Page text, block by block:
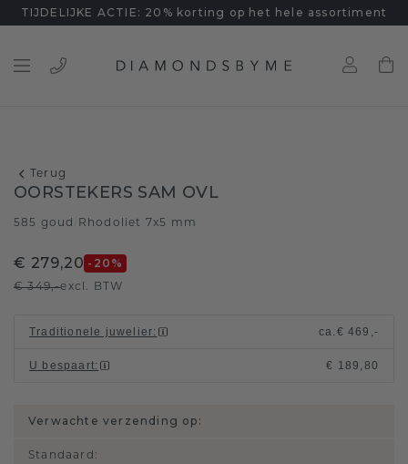
TIJDELIJKE ACTIE: 20% korting op het hele assortiment
Terug
OORSTEKERS SAM OVL
585 goud Rhodoliet 7x5 mm
€ 279,20 -20 %
€ 349,-excl. BTW
Traditionele juwelier: ca. € 469,-
U bespaart: € 189,80
Verwachte verzending op:
Standaard :